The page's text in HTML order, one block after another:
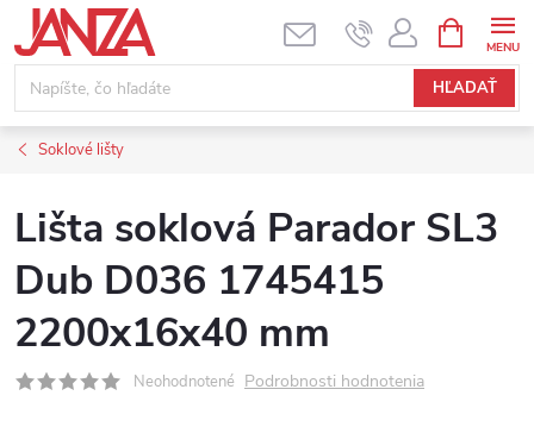
Prejsť na obsah
HĽADAŤ
Soklové lišty
Lišta soklová Parador SL3
Dub D036 1745415
2200x16x40 mm
Neohodnotené Podrobnosti hodnotenia